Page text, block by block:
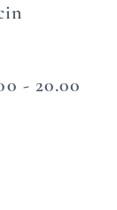
- 20.00